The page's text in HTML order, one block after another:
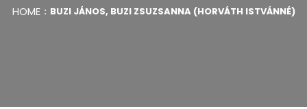
HOME BUZI JÁNOS, BUZI ZSUZSANNA (HORVÁTH ISTVÁNNÉ)